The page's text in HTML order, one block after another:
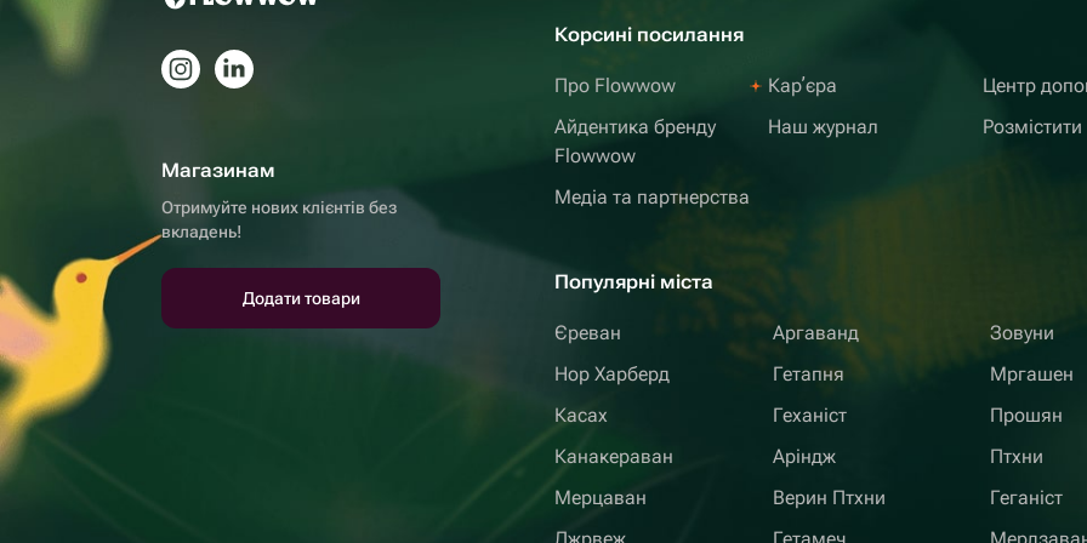
Магазинам
Отримуйте нових клієнтів без
вкладень!
Додати товари
Корсині посилання
Про Flowwow
Айдентика бренду
Flowwow
Медіа та партнерства
Карʼєра
Наш журнал
Центр
Популярні міста
Єреван
Нор Харберд
Касах
Канакераван
Мерцаван
Аргаванд
Гетапня
Геханіст
Аріндж
Верин Птхни
Зовуни
Мргашен
Прошян
Птхни
Геганіст